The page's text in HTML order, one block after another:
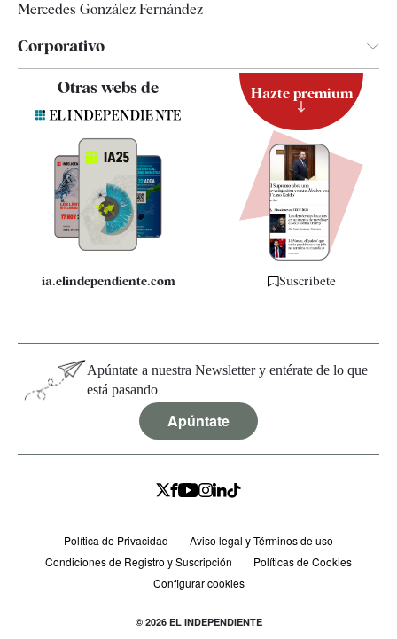
Mercedes González Fernández
Corporativo
Contacto
Quiénes somos
Especificaciones
Otras webs de
ia.elindependiente.com
Hazte premium
Suscríbete
Apúntate a nuestra Newsletter y entérate de lo que
está pasando
Apúntate
Política de Privacidad
Aviso legal y Términos de uso
Condiciones de Registro y Suscripción
Políticas de Cookies
Configurar cookies
© 2026 EL INDEPENDIENTE